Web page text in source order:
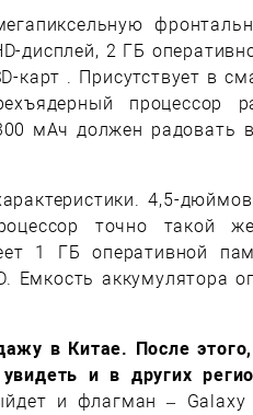
дисплей, 2 ГБ
карт . Присутствует в
процессор
мАч должен радовать
4,5-
точно такой
1 ГБ оперативной
Емкость аккумулятора
в Китае. После
и в других
и флагман – Galaxy